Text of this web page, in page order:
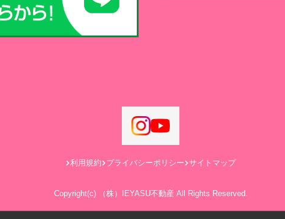
利用規約 プライバシーポリシー サイトマップ
Copyright(c) （株）IEYASU不動産 All Rights Reserved.